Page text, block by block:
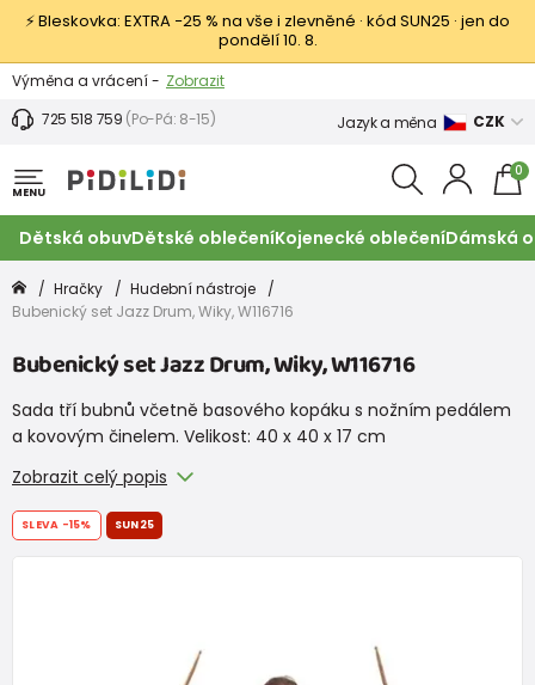
⚡ Bleskovka: EXTRA −25 % na vše i zlevněné · kód SUN25 · jen do
pondělí 10. 8.
Výměna a vrácení - Zobrazit
Sleva 100 Kč na první nákup -
725 518 759 (Po-Pá: 8-15) Jazyk a měna CZK
MENU
0
Dětská obuvDětské oblečeníKojenecké oblečeníDámská
Hračky
Hudební nástroje
Bubenický set Jazz Drum, Wiky, W116716
Bubenický set Jazz Drum, Wiky, W116716
Sada tří bubnů včetně basového kopáku s nožním pedálem
a kovovým činelem. Velikost: 40 x 40 x 17 cm
Zobrazit celý popis
SLEVA -15% SUN25